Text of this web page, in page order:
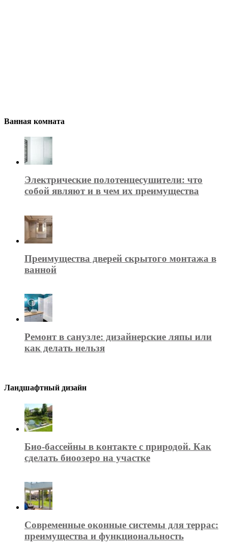
Ванная комната
Электрические полотенцесушители: что
собой являют и в чем их преимущества
Преимущества дверей скрытого монтажа в
ванной
Ремонт в санузле: дизайнерские ляпы или
как делать нельзя
Ландшафтный дизайн
Био-бассейны в контакте с природой. Как
сделать биоозеро на участке
Современные оконные системы для террас:
преимущества и функциональность